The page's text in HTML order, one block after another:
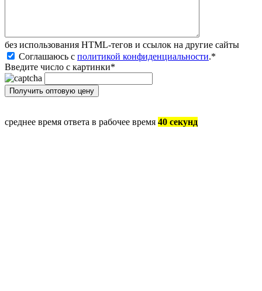
без иcпользования HTML-тегов и ссылок на другие сайты
Соглашаюсь с политикой конфиденциальности.*
Введите число с картинки*
среднее время ответа в рабочее время 40 секунд